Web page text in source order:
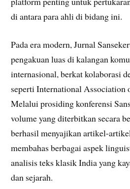
di antara para ahli di bidang ini.
Pada era modern, Jurnal
pengakuan luas di kalangan
internasional, berkat kolaborasi
seperti International Association
Melalui prosiding konferensi
volume yang diterbitkan secara
berhasil menyajikan artikel-
membahas berbagai aspek
analisis teks klasik India yang
dan sejarah.